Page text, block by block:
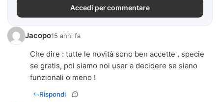
Accedi per commentare
Jacopo15 anni fa
Che dire : tutte le novità sono ben accette , specie
se gratis, poi siamo noi user a decidere se siano
funzionali o meno !
Rispondi